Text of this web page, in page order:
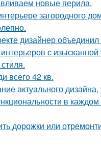
новые перила.
загородного
дизайнер объединил
с изысканной
всего 42 кв.
актуального
в
дорожки или